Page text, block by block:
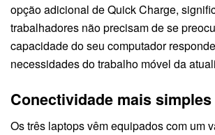
opção adicional de Quick Charge,
trabalhadores não precisam de se
capacidade do seu computador
necessidades do trabalho móvel da
Conectividade mais simples
Os três laptops vêm equipados com um